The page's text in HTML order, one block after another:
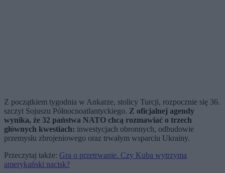
Z początkiem tygodnia w Ankarze, stolicy Turcji, rozpocznie się 36.
szczyt Sojuszu Północnoatlantyckiego. Z oficjalnej agendy
wynika, że 32 państwa NATO chcą rozmawiać o trzech
głównych kwestiach: inwestycjach obronnych, odbudowie
przemysłu zbrojeniowego oraz trwałym wsparciu Ukrainy.
Przeczytaj także: Gra o przetrwanie. Czy Kuba wytrzyma
amerykański nacisk?